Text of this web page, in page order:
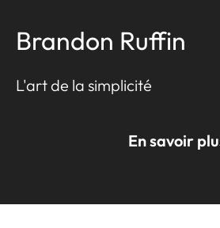
Brandon Ruffin
L'art de la simplicité
En savoir